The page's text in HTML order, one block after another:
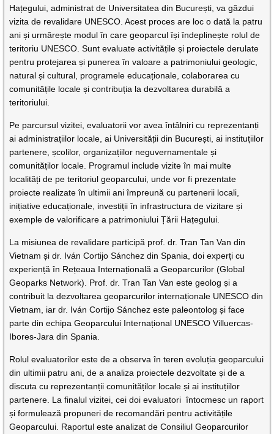
Hațegului, administrat de Universitatea din București, va găzdui
vizita de revalidare UNESCO. Acest proces are loc o dată la patru
ani și urmărește modul în care geoparcul își îndeplinește rolul de
teritoriu UNESCO. Sunt evaluate activitățile și proiectele derulate
pentru protejarea și punerea în valoare a patrimoniului geologic,
natural și cultural, programele educaționale, colaborarea cu
comunitățile locale și contribuția la dezvoltarea durabilă a
teritoriului.
Pe parcursul vizitei, evaluatorii vor avea întâlniri cu reprezentanți
ai administrațiilor locale, ai Universității din București, ai instituțiilor
partenere, școlilor, organizațiilor neguvernamentale și
comunităților locale. Programul include vizite în mai multe
localități de pe teritoriul geoparcului, unde vor fi prezentate
proiecte realizate în ultimii ani împreună cu partenerii locali,
inițiative educaționale, investiții în infrastructura de vizitare și
exemple de valorificare a patrimoniului Țării Hațegului.
La misiunea de revalidare participă prof. dr. Tran Tan Van din
Vietnam și dr. Iván Cortijo Sánchez din Spania, doi experți cu
experiență în Rețeaua Internațională a Geoparcurilor (Global
Geoparks Network). Prof. dr. Tran Tan Van este geolog și a
contribuit la dezvoltarea geoparcurilor internaționale UNESCO din
Vietnam, iar dr. Iván Cortijo Sánchez este paleontolog și face
parte din echipa Geoparcului Internațional UNESCO Villuercas-
Ibores-Jara din Spania.
Rolul evaluatorilor este de a observa în teren evoluția geoparcului
din ultimii patru ani, de a analiza proiectele dezvoltate și de a
discuta cu reprezentanții comunităților locale și ai instituțiilor
partenere. La finalul vizitei, cei doi evaluatori întocmesc un raport
și formulează propuneri de recomandări pentru activitățile
Geoparcului. Raportul este analizat de Consiliul Geoparcurilor